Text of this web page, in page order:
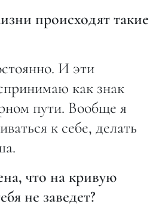
происходят такие
И эти
как знак
пути. Вообще я
к себе, делать
что на кривую
не заведет?